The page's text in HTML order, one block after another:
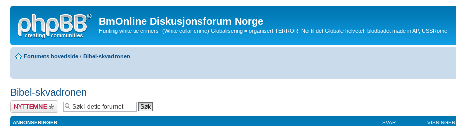
BmOnline Diskusjonsforum Norge
Hunting white tie crimers- (White collar crime) Globalisering = organisert TERROR. Nei til det Globale helvetet, blodbadet made in AP, USSRome!
Forumets hovedside ‹ Bibel-skvadronen
Bibel-skvadronen
Legg inn et nytt
emne
ANNONSERINGER SVAR VISNINGER